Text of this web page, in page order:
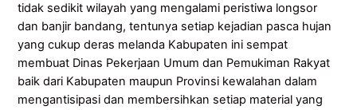
tidak sedikit wilayah yang mengalami peristiwa longsor
dan banjir bandang, tentunya setiap kejadian pasca hujan
yang cukup deras melanda Kabupaten ini sempat
membuat Dinas Pekerjaan Umum dan Pemukiman Rakyat
baik dari Kabupaten maupun Provinsi kewalahan dalam
mengantisipasi dan membersihkan setiap material yang